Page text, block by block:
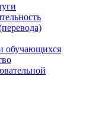
обучающихся